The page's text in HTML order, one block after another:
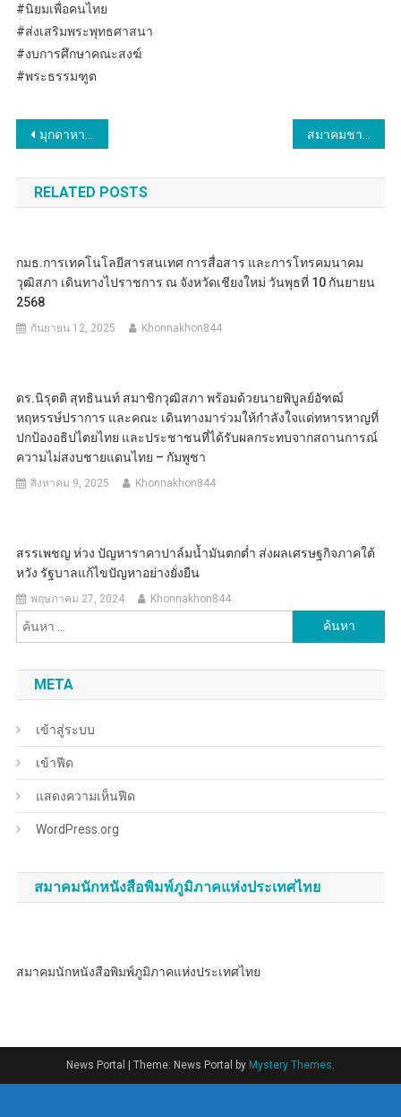
#นิยมเพื่อคนไทย
#ส่งเสริมพระพุทธศาสนา
#งบการศึกษาคณะสงฆ์
#พระธรรมฑูต
แนะแนว
เรื่อง
มุกดาหาร เปิดการ ท่องเที่ยวในมิติศาสนา เส้นทาง Unseen Thai Thai ความเชื่อแห่งศรัทธาโขง – นาคา 3 พิภพ
RELATED POSTS
กมธ.การเทคโนโลยีสารสนเทศ การสื่อสาร และการโทรคมนาคม
วุฒิสภา เดินทางไปราชการ ณ จังหวัดเชียงใหม่ วันพุธที่ 10 กันยายน
2568
กันยายน 12, 2025 Khonnakhon844
ดร.นิรุตติ สุทธินนท์ สมาชิกวุฒิสภา พร้อมด้วยนายพิบูลย์อัฑฒ์
หฤหรรษ์ปราการ และคณะ เดินทางมาร่วมให้กำลังใจแด่ทหารหาญที่
ปกป้องอธิปไตยไทย และประชาชนที่ได้รับผลกระทบจากสถานการณ์
ความไม่สงบชายแดนไทย – กัมพูชา
สิงหาคม 9, 2025 Khonnakhon844
สรรเพชญ ห่วง ปัญหาราคาปาล์มน้ำมันตกต่ำ ส่งผลเศรษฐกิจภาคใต้
หวัง รัฐบาลแก้ไขปัญหาอย่างยั่งยืน
พฤษภาคม 27, 2024 Khonnakhon844
สำหรับ:
META
เข้าสู่ระบบ
เข้าฟีด
แสดงความเห็นฟีด
WordPress.org
สมาคมนักหนังสือพิมพ์ภูมิภาคแห่งประเทศไทย
สมาคมนักหนังสือพิมพ์ภูมิภาคแห่งประเทศไทย
News Portal | Theme: News Portal by Mystery Themes